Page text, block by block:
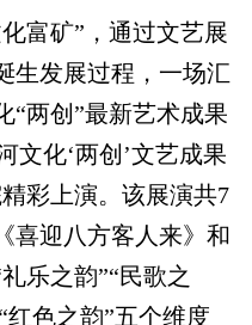
富矿”，通过文艺展
生发展过程，一场汇
“两创”最新艺术成果
文化‘两创’文艺成果
彩上演。该展演共7
喜迎八方客人来》和
乐之韵”“民歌之
红色之韵”五个维度